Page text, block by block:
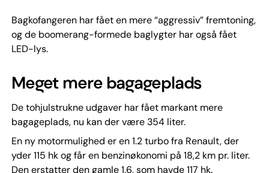
Bagkofangeren har fået en mere “aggressiv” fremtoning,
og de boomerang-formede baglygter har også fået
LED-lys.
Meget mere bagageplads
De tohjulstrukne udgaver har fået markant mere
bagageplads, nu kan der være 354 liter.
En ny motormulighed er en 1.2 turbo fra Renault, der
yder 115 hk og får en benzinøkonomi på 18,2 km pr. liter.
Den erstatter den gamle 1.6, som havde 117 hk.